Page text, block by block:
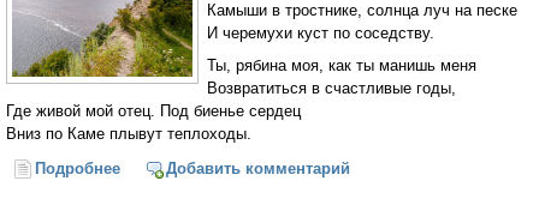
Камыши в тростнике, солнца луч на песке
И черемухи куст по соседству.
Ты, рябина моя, как ты манишь меня
Возвратиться в счастливые годы,
Где живой мой отец. Под биенье сердец
Вниз по Каме плывут теплоходы.
Подробнее о Этот мыс на реке
Добавить комментарий